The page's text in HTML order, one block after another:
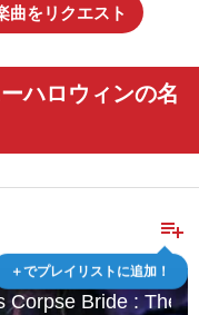
曲をリクエスト
ハロウィンの名
playlist_add
＋でプレイリストに追加！
Corpse Bride : The